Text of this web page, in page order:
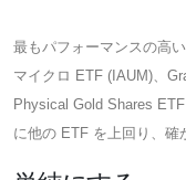
最もパフォーマンスの高
マイクロ ETF (IAUM)、
Physical Gold Shares
に他の ETF を上回り、確